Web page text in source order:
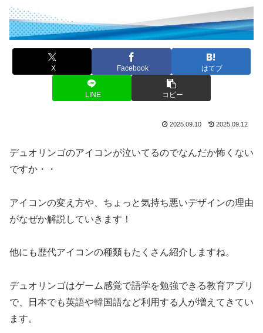
X Facebook はてブ
LINE コピー
2025.09.10 2025.09.12
デュオリンゴのアイコンが泣いてるのでなんだか怖くない
ですか・・
アイコンの変え方や、ちょっと気持ち悪いデザインの理由
がなぜか解説していきます！
他にも歴代アイコンの種類もたくさん紹介しますね。
デュオリンゴはゲーム感覚で語学を勉強できる教育アプリ
で、日本でも英語や韓国語など利用する人が増えてきてい
ます。